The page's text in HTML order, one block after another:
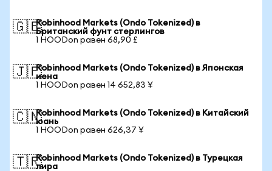
🇬🇧Robinhood Markets (Ondo Tokenized) в
Британский фунт стерлингов
1 HOODon равен 68,90 £
🇯🇵Robinhood Markets (Ondo Tokenized) в Японская
иена
1 HOODon равен 14 652,83 ¥
🇨🇳Robinhood Markets (Ondo Tokenized) в Китайский
юань
1 HOODon равен 626,37 ¥
🇹🇷Robinhood Markets (Ondo Tokenized) в Турецкая
лира